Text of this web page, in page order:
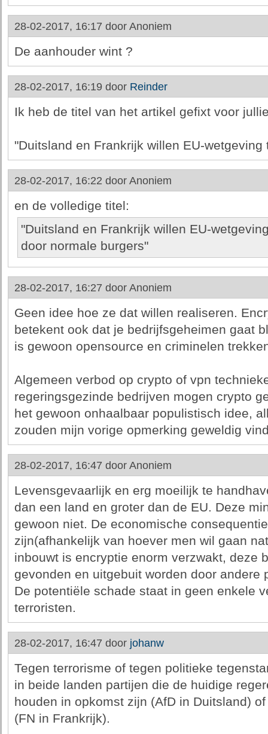
28-02-2017, 16:17 door Anoniem
De aanhouder wint ?
28-02-2017, 16:19 door Reinder
Ik heb de titel van het artikel gefixt voor
"Duitsland en Frankrijk willen EU-wetgeving
28-02-2017, 16:22 door Anoniem
en de volledige titel:
"Duitsland en Frankrijk willen EU-
door normale burgers"
28-02-2017, 16:27 door Anoniem
Geen idee hoe ze dat willen realiseren.
betekent ook dat je bedrijfsgeheimen gaat
is gewoon opensource en criminelen
Algemeen verbod op crypto of vpn
regeringsgezinde bedrijven mogen crypto
het gewoon onhaalbaar populistisch idee,
zouden mijn vorige opmerking geweldig
28-02-2017, 16:47 door Anoniem
Levensgevaarlijk en erg moeilijk te
dan een land en groter dan de EU. Deze
gewoon niet. De economische
zijn(afhankelijk van hoever men wil gaan
inbouwt is encryptie enorm verzwakt, deze
gevonden en uitgebuit worden door andere
De potentiële schade staat in geen enkele
terroristen.
28-02-2017, 16:47 door johanw
Tegen terrorisme of tegen politieke
in beide landen partijen die de huidige
houden in opkomst zijn (AfD in Duitsland)
(FN in Frankrijk).